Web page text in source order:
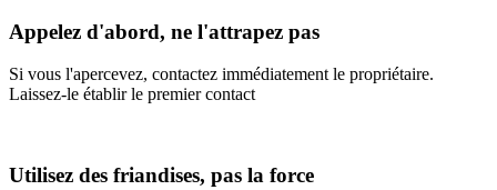
Appelez d'abord, ne l'attrapez pas
Si vous l'apercevez, contactez immédiatement le propriétaire.
Laissez-le établir le premier contact
Utilisez des friandises, pas la force